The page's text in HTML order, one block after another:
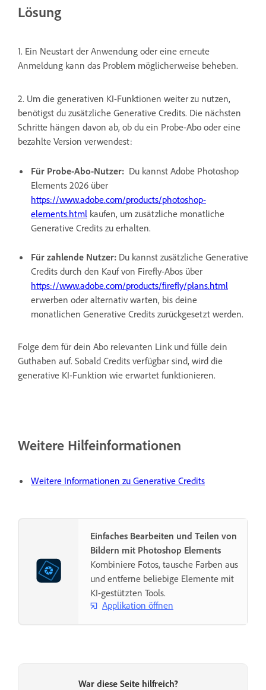
Lösung
1. Ein Neustart der Anwendung oder eine erneute
Anmeldung kann das Problem möglicherweise beheben.
2. Um die generativen KI-Funktionen weiter zu nutzen,
benötigst du zusätzliche Generative Credits. Die nächsten
Schritte hängen davon ab, ob du ein Probe-Abo oder eine
bezahlte Version verwendest:
Für Probe-Abo-Nutzer: Du kannst Adobe Photoshop
Elements 2026 über
https://www.adobe.com/products/photoshop-
elements.html kaufen, um zusätzliche monatliche
Generative Credits zu erhalten.
Für zahlende Nutzer: Du kannst zusätzliche Generative
Credits durch den Kauf von Firefly-Abos über
https://www.adobe.com/products/firefly/plans.html
erwerben oder alternativ warten, bis deine
monatlichen Generative Credits zurückgesetzt werden.
Folge dem für dein Abo relevanten Link und fülle dein
Guthaben auf. Sobald Credits verfügbar sind, wird die
generative KI-Funktion wie erwartet funktionieren.
Weitere Hilfeinformationen
Weitere Informationen zu Generative Credits
Einfaches Bearbeiten und Teilen von
Bildern mit Photoshop Elements
Kombiniere Fotos, tausche Farben aus
und entferne beliebige Elemente mit
KI-gestützten Tools.
Applikation öffnen
War diese Seite hilfreich?